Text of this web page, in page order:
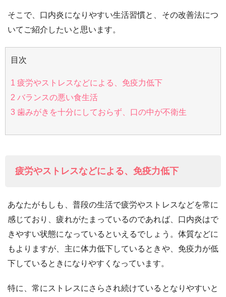
そこで、口内炎になりやすい生活習慣と、その改善法につ
いてご紹介したいと思います。
目次
1 疲労やストレスなどによる、免疫力低下
2 バランスの悪い食生活
3 歯みがきを十分にしておらず、口の中が不衛生
疲労やストレスなどによる、免疫力低下
あなたがもしも、普段の生活で疲労やストレスなどを常に
感じており、疲れがたまっているのであれば、口内炎はで
きやすい状態になっているといえるでしょう。体質などに
もよりますが、主に体力低下しているときや、免疫力が低
下しているときになりやすくなっています。
特に、常にストレスにさらされ続けているとなりやすいと